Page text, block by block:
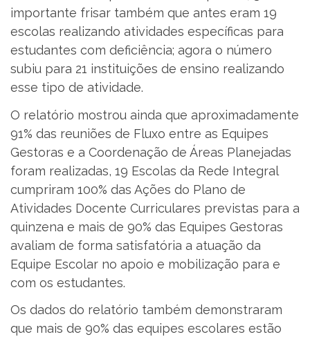
importante frisar também que antes eram 19
escolas realizando atividades específicas para
estudantes com deficiência; agora o número
subiu para 21 instituições de ensino realizando
esse tipo de atividade.
O relatório mostrou ainda que aproximadamente
91% das reuniões de Fluxo entre as Equipes
Gestoras e a Coordenação de Áreas Planejadas
foram realizadas, 19 Escolas da Rede Integral
cumpriram 100% das Ações do Plano de
Atividades Docente Curriculares previstas para a
quinzena e mais de 90% das Equipes Gestoras
avaliam de forma satisfatória a atuação da
Equipe Escolar no apoio e mobilização para e
com os estudantes.
Os dados do relatório também demonstraram
que mais de 90% das equipes escolares estão